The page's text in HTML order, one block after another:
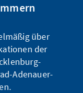
über
der
Adenauer-